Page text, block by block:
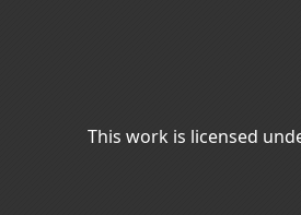
This work is licensed